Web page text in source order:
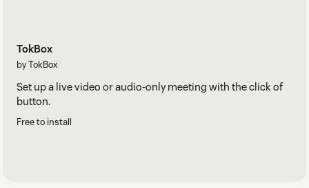
TokBox
by TokBox
Set up a live video or audio-only meeting with the click of
button.
Free to install